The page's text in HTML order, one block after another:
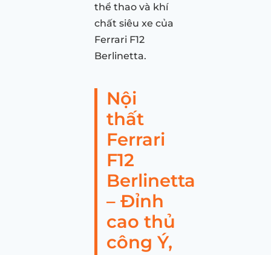
thể thao và khí
chất siêu xe của
Ferrari F12
Berlinetta.
Nội
thất
Ferrari
F12
Berlinetta
– Đỉnh
cao thủ
công Ý,